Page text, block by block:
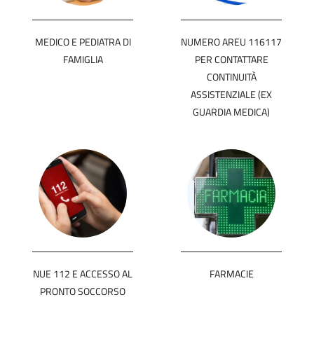
MEDICO E PEDIATRA DI
FAMIGLIA
NUMERO AREU 116117
PER CONTATTARE
CONTINUITÀ
ASSISTENZIALE (EX
GUARDIA MEDICA)
NUE 112 E ACCESSO AL
PRONTO SOCCORSO
FARMACIE